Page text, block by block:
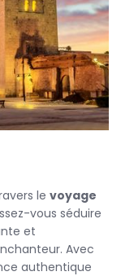
le voyage
vous séduire
et
Avec
authentique